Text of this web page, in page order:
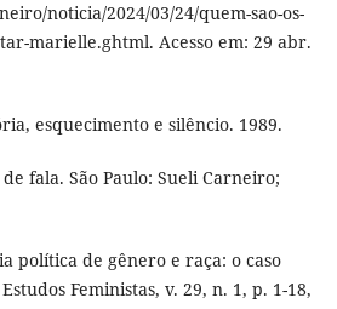
noticia/2024/03/24/quem-sao-os-
marielle.ghtml. Acesso em: 29 abr.
esquecimento e silêncio. 1989.
fala. São Paulo: Sueli Carneiro;
política de gênero e raça: o caso
Feministas, v. 29, n. 1, p. 1-18,